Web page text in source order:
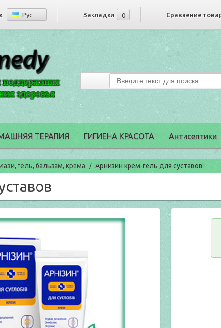
Рус Закладки 0 Сравнение
ТЕРАПИЯ ГИГИЕНА КРАСОТА Антисептики
гель, бальзам, крема / Арнизин крем-гель для суставов